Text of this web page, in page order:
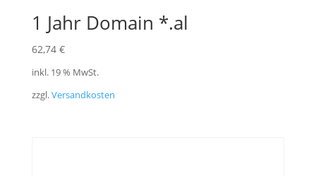
1 Jahr Domain *.al
62,74 €
inkl. 19 % MwSt.
zzgl.Versandkosten